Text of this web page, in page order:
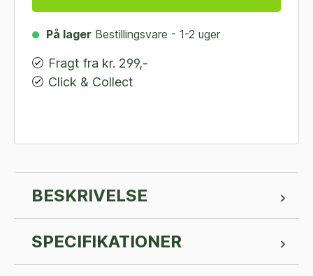
På lager Bestillingsvare - 1-2 uger
Fragt fra kr. 299,-
Click & Collect
BESKRIVELSE
SPECIFIKATIONER